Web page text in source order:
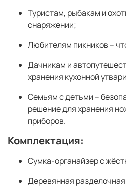
Туристам, рыбакам и
снаряжении;
Любителям пикников –
Дачникам и
хранения кухонной
Семьям с детьми –
решение для хранения
приборов.
Комплектация:
Сумка-органайзер с
Деревянная